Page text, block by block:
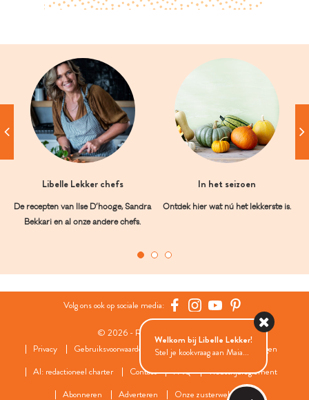
Libelle Lekker chefs
De recepten van Ilse D’hooge, Sandra
Bekkari en al onze andere chefs.
In het seizoen
Ontdek hier wat nú het lekkerste is.
Volg ons ook op sociale media:
© 2026 - Roularta Media Group
Privacy
Gebruiksvoorwaarden Cookies
Cookies instellingen
AI: redactioneel charter
Contact FAQ
Wedstrijdreglement
Abonneren
Adverteren Onze zusterwebsites
Welkom bij Libelle Lekker!
Stel je kookvraag aan Maia...